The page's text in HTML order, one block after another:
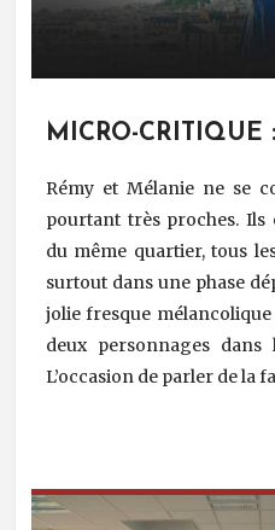
MICRO-CRITIQUE
Rémy et Mélanie ne se
pourtant très proches.
du même quartier, tous
surtout dans une phase
jolie fresque
deux personnages
L’occasion de parler de la